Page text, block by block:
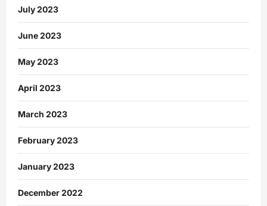
July 2023
June 2023
May 2023
April 2023
March 2023
February 2023
January 2023
December 2022